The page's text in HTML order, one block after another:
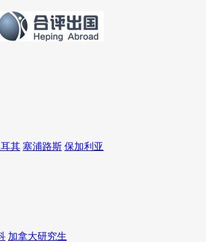
其 塞浦路斯 保加利亚
加拿大研究生